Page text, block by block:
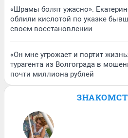
«Шрамы болят ужасно».
облили кислотой по указке
своем восстановлении
«Он мне угрожает и портит
турагента из Волгограда в
почти миллиона рублей